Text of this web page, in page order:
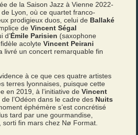
de la Saison Jazz à Vienne 2022-
de Lyon, où ce quartet franco-
prodigieux duos, celui de Ballaké
deVincent Ségal
d’Émile Parisien (saxophone
acolyteVincent Peirani
livré un concert remarquable fin
à ce que ces quatre artistes
terres lyonnaises, puisque cette
en 2019, à l’initiative deVincent
de l’Odéon dans le cadre des Nuits
éphémère s’est concrétisé
tard par une gourmandise,
, sorti fin mars chez Nø Format.